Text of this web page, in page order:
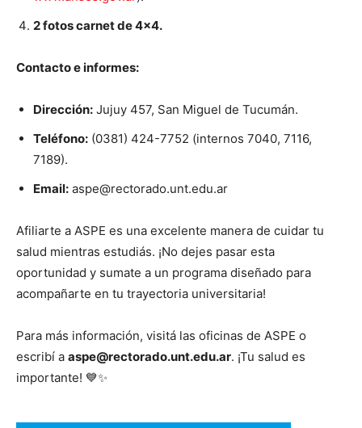
2 fotos carnet de 4×4.
Contacto e informes:
Dirección: Jujuy 457, San Miguel de Tucumán.
Teléfono: (0381) 424-7752 (internos 7040, 7116,
7189).
Email: aspe@rectorado.unt.edu.ar
Afiliarte a ASPE es una excelente manera de cuidar tu
salud mientras estudiás. ¡No dejes pasar esta
oportunidad y sumate a un programa diseñado para
acompañarte en tu trayectoria universitaria!
Para más información, visitá las oficinas de ASPE o
escribí a aspe@rectorado.unt.edu.ar. ¡Tu salud es
importante! 💙✨